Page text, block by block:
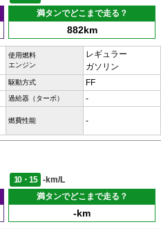
満タンでどこまで走る？
882km
使用燃料
エンジン
レギュラー
ガソリン
駆動方式 FF
過給器（ターボ） -
燃費性能 -
10・15
-km/L
満タンでどこまで走る？
-km